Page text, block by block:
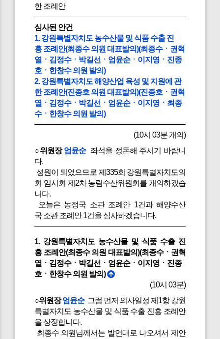
한 조례안
심사된 안건
1. 강원특별자치도 농수산물 및 식품 수출 진
흥 조례안(최종수 의원 대표발의)(최종수ㆍ권혁
열ㆍ김정수ㆍ박길선ㆍ엄윤순ㆍ이지영ㆍ진종
호ㆍ한창수 의원 발의)
2. 강원특별자치도 해양산업 육성 및 지원에 관
한 조례안(진종호 의원 대표발의)(진종호ㆍ권혁
열ㆍ김정수ㆍ박길선ㆍ엄윤순ㆍ이지영ㆍ최종
수ㆍ한창수 의원 발의)
(10시 03분 개의)
○위원장엄윤순좌석을 정돈해 주시기 바랍니
다.
성원이 되었으므로 제335회 강원특별자치도의
회 임시회 제2차 농림수산위원회를 개의하겠습
니다.
오늘은 농정국 소관 조례안 1건과 해양수산
국 소관 조례안 1건을 심사하겠습니다.
1. 강원특별자치도 농수산물 및 식품 수출 진
흥 조례안(최종수 의원 대표발의)(최종수ㆍ권혁
열ㆍ김정수ㆍ박길선ㆍ엄윤순ㆍ이지영ㆍ진종
호ㆍ한창수 의원 발의)
(10시 03분)
○위원장엄윤순그럼 먼저 의사일정 제1항 강원
특별자치도 농수산물 및 식품 수출 진흥 조례안
을 상정합니다.
최종수 의원님께서는 발언대로 나오셔서 제안